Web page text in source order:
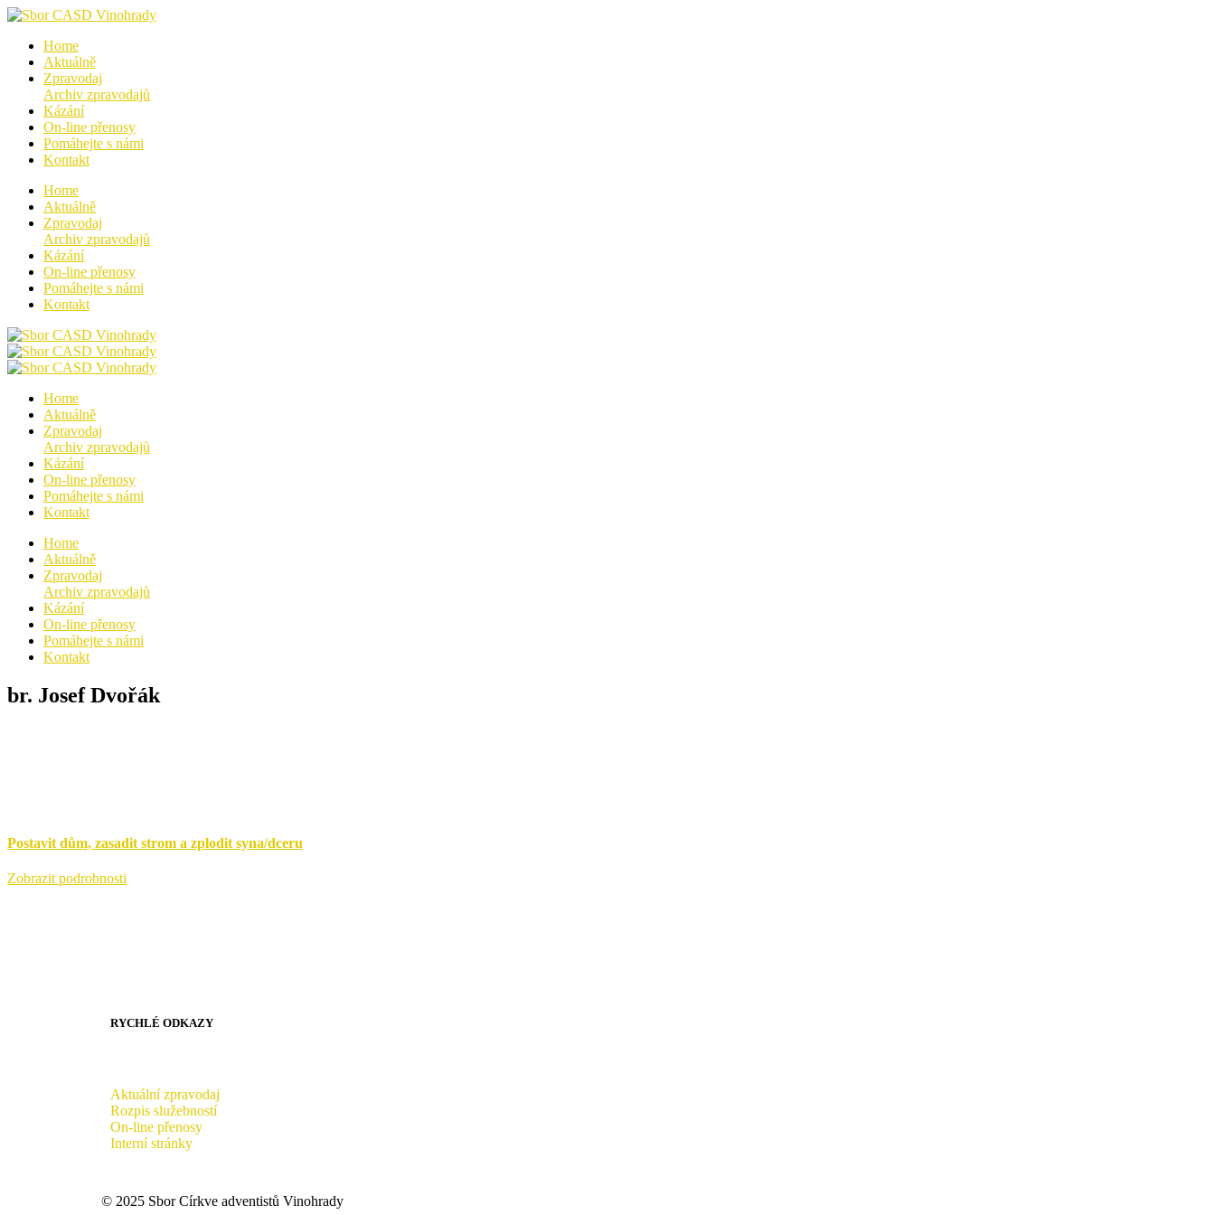
Home
Aktuálně
Zpravodaj
Archiv zpravodajů
Kázání
On-line přenosy
Pomáhejte s námi
Kontakt
Home
Aktuálně
Zpravodaj
Archiv zpravodajů
Kázání
On-line přenosy
Pomáhejte s námi
Kontakt
Home
Aktuálně
Zpravodaj
Archiv zpravodajů
Kázání
On-line přenosy
Pomáhejte s námi
Kontakt
Home
Aktuálně
Zpravodaj
Archiv zpravodajů
Kázání
On-line přenosy
Pomáhejte s námi
Kontakt
br. Josef Dvořák
Postavit dům, zasadit strom a zplodit syna/dceru
Zobrazit podrobnosti
RYCHLÉ ODKAZY
Aktuální zpravodaj
Rozpis služebností
On-line přenosy
Interní stránky
© 2025 Sbor Církve adventistů Vinohrady